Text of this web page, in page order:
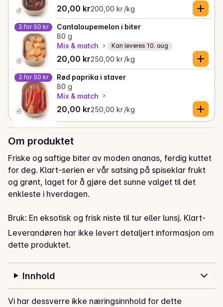
20,00 kr
Gjeldende pris er: 20,00 kr
200,00 kr /kg
Stykkpris: 200,00 kr /kg
3 for 50 kr
Cantaloupemelon i biter
80 g
Mix & match
Kan leveres 10. aug
20,00 kr
Gjeldende pris er: 20,00 kr
250,00 kr /kg
Stykkpris: 250,00 kr /kg
3 for 50 kr
Rød paprika i staver
80 g
Mix & match
20,00 kr
Gjeldende pris er: 20,00 kr
250,00 kr /kg
Stykkpris: 250,00 kr /kg
Om produktet
Friske og saftige biter av moden ananas, ferdig kuttet
for deg. Klart-serien er vår satsing på spiseklar frukt
og grønt, laget for å gjøre det sunne valget til det
enkleste i hverdagen.
Bruk: En eksotisk og frisk niste til tur eller lunsj. Klart-
serien sparer deg for tid med matpakken, men
fungerer like godt som et mellommåltid eller en snack
Leverandøren har ikke levert detaljert informasjon om
dette produktet.
Innhold
Vi har dessverre ikke næringsinnhold for dette